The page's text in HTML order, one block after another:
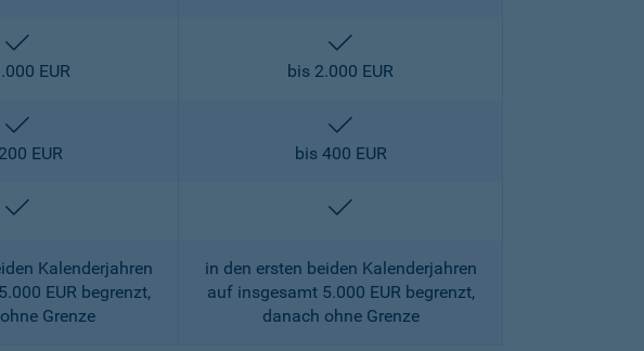
enthalten
EUR
bis 2.000 EUR
enthalten
EUR
bis 400 EUR
enthalten
Kalenderjahren
EUR begrenzt,
Grenze
in den ersten beiden Kalenderjahren
auf insgesamt 5.000 EUR begrenzt,
danach ohne Grenze